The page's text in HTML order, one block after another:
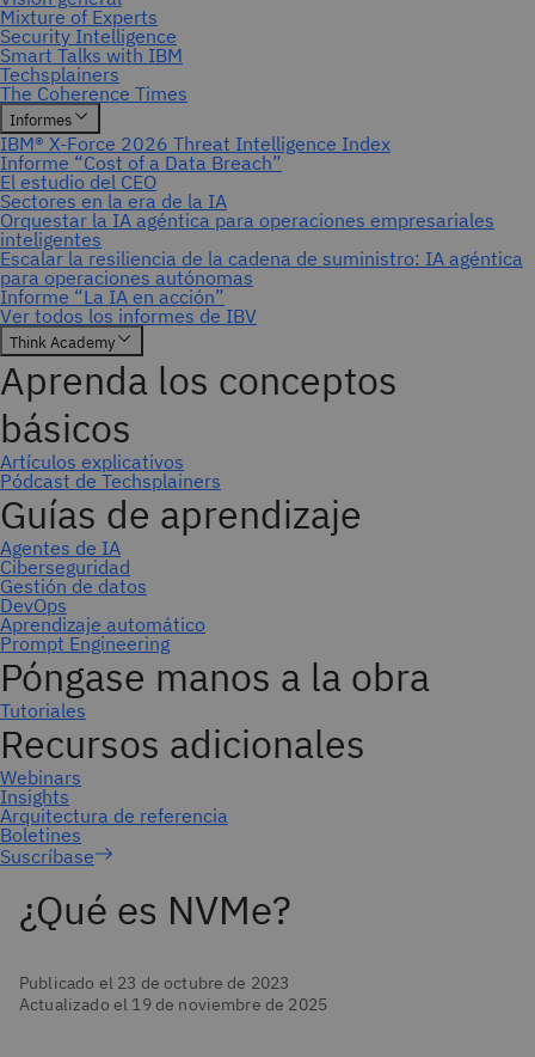
Suscríbase
¿Qué es NVMe?
Publicado el 23 de octubre de 2023
Actualizado el 19 de noviembre de 2025